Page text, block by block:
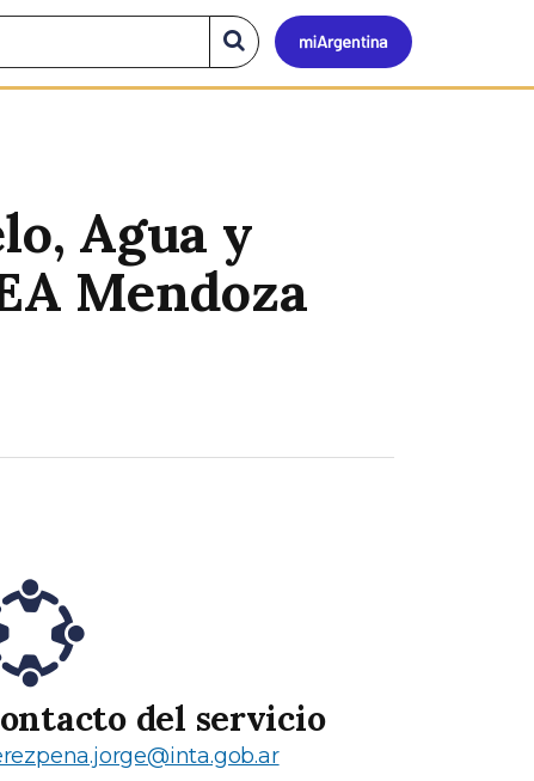
Mi
Buscar
en
el
Agua y
Mendoza
del servicio